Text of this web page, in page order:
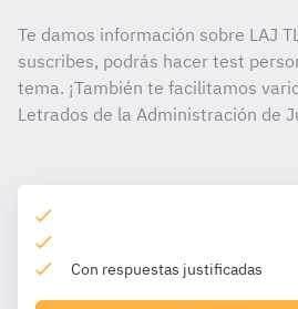
Te damos información sobre LAJ
suscribes, podrás hacer test
tema. ¡También te facilitamos
Letrados de la Administración de
Con respuestas justificadas